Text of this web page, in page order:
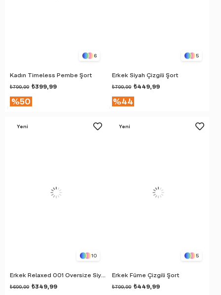
6
Kadın Timeless Pembe Şort
₺399,99
₺799,99
%50
5
Erkek Siyah Çizgili Şort
₺449,99
₺799,99
%44
10
₺349,99
₺699,99
Yeni
5
Erkek Füme Çizgili Şort
₺449,99
₺799,99
Yeni